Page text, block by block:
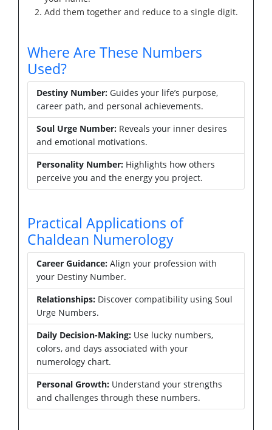
Add them together and reduce to a single digit.
Where Are These Numbers
Used?
Destiny Number: Guides your life’s purpose,
career path, and personal achievements.
Soul Urge Number: Reveals your inner desires
and emotional motivations.
Personality Number: Highlights how others
perceive you and the energy you project.
Practical Applications of
Chaldean Numerology
Career Guidance: Align your profession with
your Destiny Number.
Relationships: Discover compatibility using Soul
Urge Numbers.
Daily Decision-Making: Use lucky numbers,
colors, and days associated with your
numerology chart.
Personal Growth: Understand your strengths
and challenges through these numbers.